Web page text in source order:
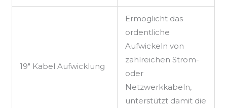
19″ Kabel Aufwicklung
Ermöglicht das
ordentliche
Aufwickeln von
zahlreichen Strom-
oder
Netzwerkkabeln,
unterstützt damit die